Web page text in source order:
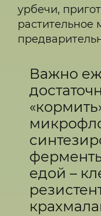
урбечи,
растительное
Важно
едой –